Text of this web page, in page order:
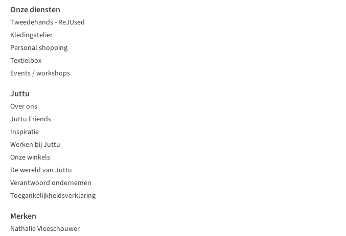
Onze diensten
Tweedehands - ReJUsed
Kledingatelier
Personal shopping
Textielbox
Events / workshops
Juttu
Over ons
Juttu Friends
Inspiratie
Werken bij Juttu
Onze winkels
De wereld van Juttu
Verantwoord ondernemen
Toegankelijkheidsverklaring
Merken
Nathalie Vleeschouwer